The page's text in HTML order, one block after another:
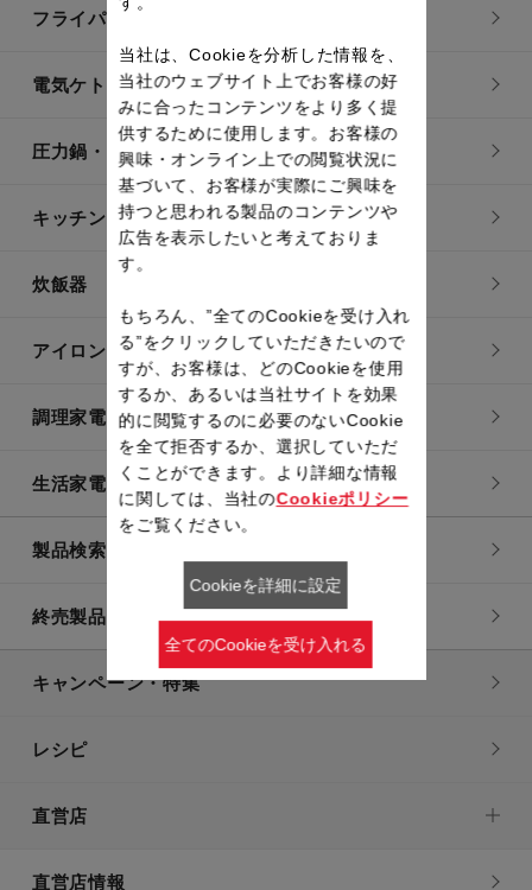
フライパン・鍋
電気ケトル
圧力鍋・電気圧力鍋
キッチン用品
炊飯器
アイロン・衣類スチーマー
調理家電
生活家電
製品検索一覧
終売製品一覧
キャンペーン・特集
レシピ
直営店
直営店情報
当社は、Cookieを分析した情報を、
当社のウェブサイト上でお客様の好
みに合ったコンテンツをより多く提
供するために使用します。お客様の
興味・オンライン上での閲覧状況に
基づいて、お客様が実際にご興味を
持つと思われる製品のコンテンツや
広告を表示したいと考えておりま
す。
もちろん、”全てのCookieを受け入れ
る”をクリックしていただきたいので
すが、お客様は、どのCookieを使用
するか、あるいは当社サイトを効果
的に閲覧するのに必要のないCookie
を全て拒否するか、選択していただ
くことができます。より詳細な情報
に関しては、当社のCookieポリシー
をご覧ください。
Cookieを詳細に設定
全てのCookieを受け入れる